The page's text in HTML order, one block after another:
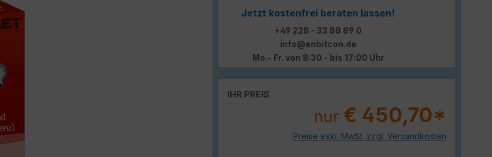
Jetzt kostenfrei beraten lassen!
+49 228 - 33 88 89 0
info@enbitcon.de
Mo.- Fr. von 8:30 - bis 17:00 Uhr
IHR PREIS
nur € 450,70*
Preise exkl. MwSt. zzgl. Versandkosten